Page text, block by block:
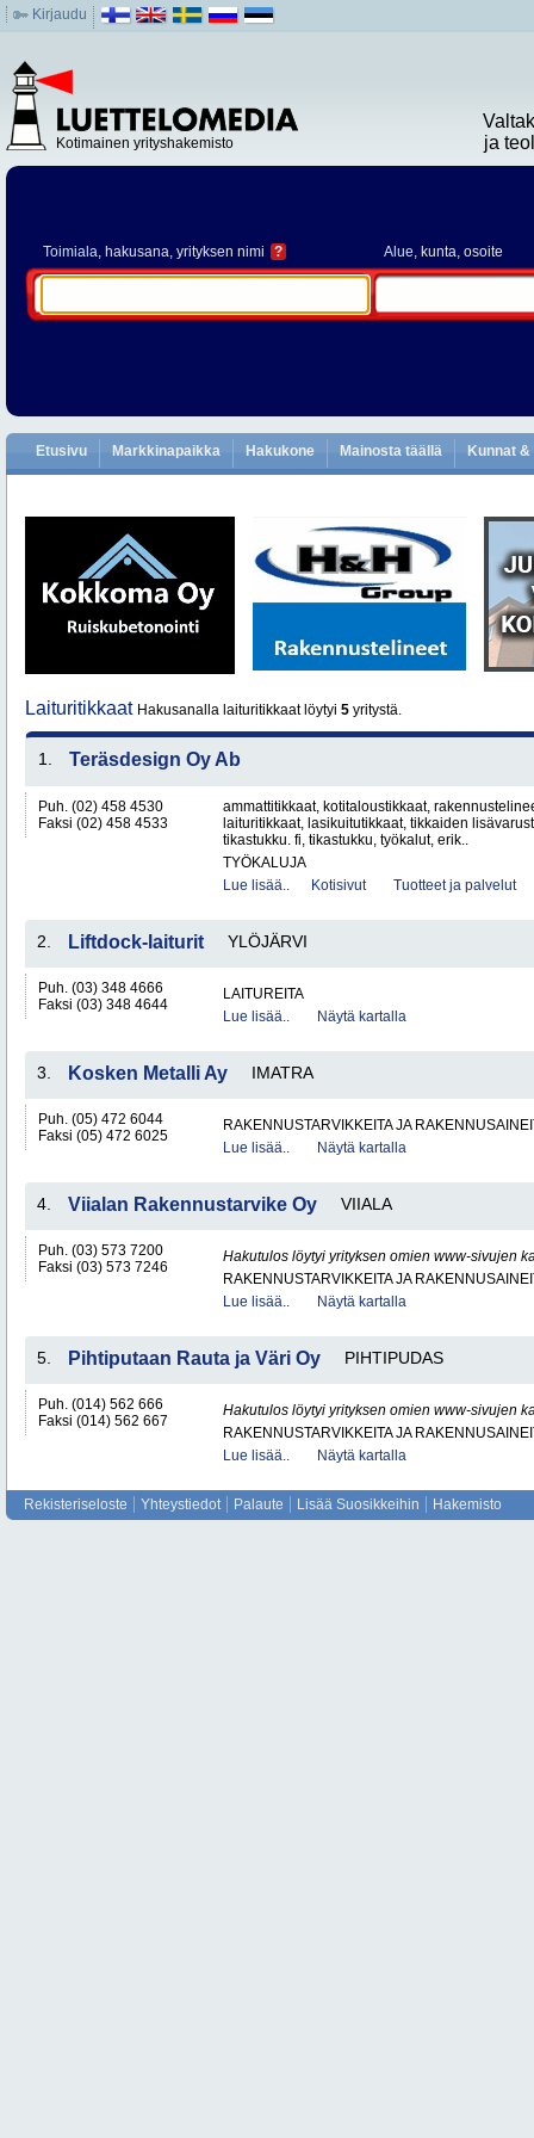
Kirjaudu
Kotimainen yrityshakemisto
ja
Toimiala, hakusana, yrityksen nimi ? Alue, kunta, osoite
Etusivu Markkinapaikka Hakukone Mainosta täällä Kunnat
Laituritikkaat Hakusanalla laituritikkaat löytyi 5 yritystä.
1. Teräsdesign Oy Ab
Puh. (02) 458 4530
Faksi (02) 458 4533
ammattitikkaat, kotitaloustikkaat,
laituritikkaat, lasikuitutikkaat, tikkaiden
tikastukku. fi, tikastukku, työkalut, erik..
TYÖKALUJA
Lue lisää..
Kotisivut Tuotteet ja palvelut
2. Liftdock-laiturit YLÖJÄRVI
Puh. (03) 348 4666
Faksi (03) 348 4644
LAITUREITA
Lue lisää..
Näytä kartalla
3. Kosken Metalli Ay IMATRA
Puh. (05) 472 6044
Faksi (05) 472 6025
RAKENNUSTARVIKKEITA JA
Lue lisää..
Näytä kartalla
4. Viialan Rakennustarvike Oy VIIALA
Puh. (03) 573 7200
Faksi (03) 573 7246
Hakutulos löytyi yrityksen omien www-sivujen
RAKENNUSTARVIKKEITA JA
Lue lisää..
Näytä kartalla
5. Pihtiputaan Rauta ja Väri Oy PIHTIPUDAS
Puh. (014) 562 666
Faksi (014) 562 667
Hakutulos löytyi yrityksen omien www-sivujen
RAKENNUSTARVIKKEITA JA
Lue lisää..
Näytä kartalla
Rekisteriseloste Yhteystiedot Palaute Lisää Suosikkeihin Hakemisto